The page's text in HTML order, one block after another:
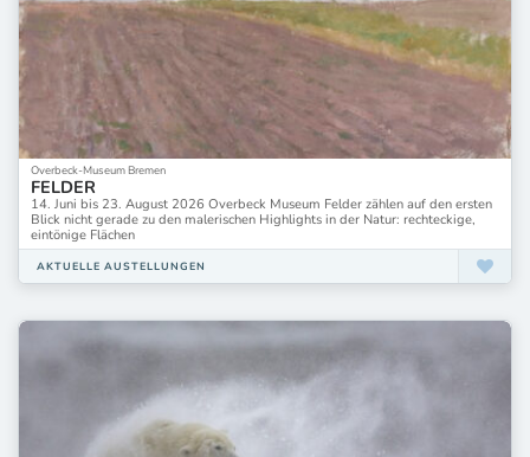
Overbeck-Museum Bremen
FELDER
14. Juni bis 23. August 2026 Overbeck Museum Felder zählen auf den ersten
Blick nicht gerade zu den malerischen Highlights in der Natur: rechteckige,
eintönige Flächen
AKTUELLE AUSTELLUNGEN